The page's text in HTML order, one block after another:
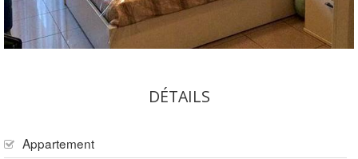
DÉTAILS
Appartement